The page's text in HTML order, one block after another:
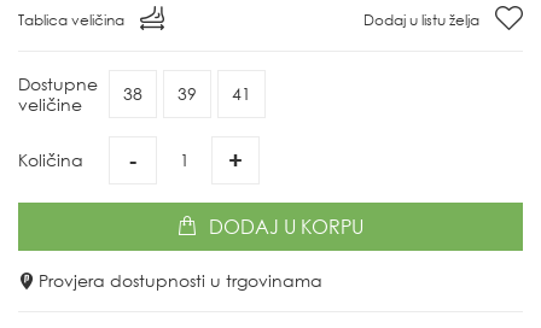
Tablica veličina Dodaj u listu želja
Dostupne
veličine
38 39 41
Količina - +
DODAJ U KORPU
Provjera dostupnosti u trgovinama